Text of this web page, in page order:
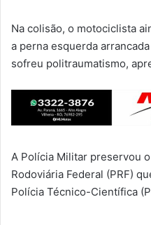
Na colisão, o motociclista
a perna esquerda
sofreu politraumatismo,
A Polícia Militar preservou
Rodoviária Federal (PRF)
Polícia Técnico-Científica